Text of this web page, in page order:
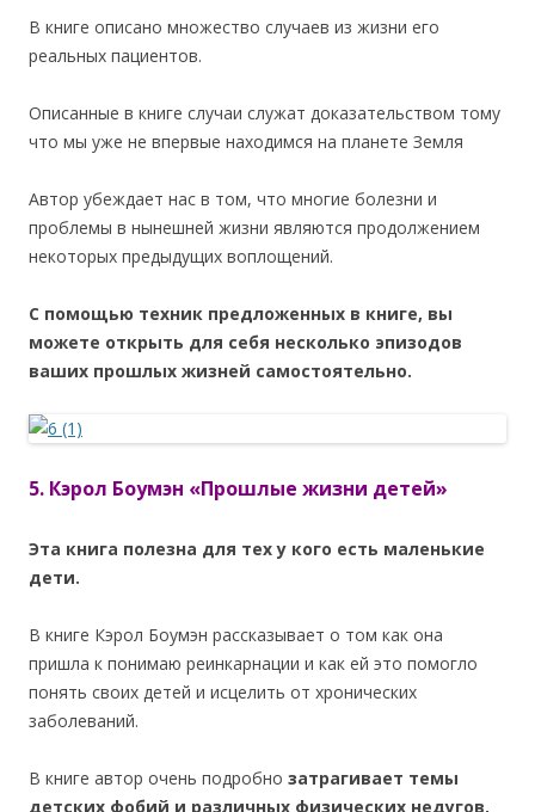
В книге описано множество случаев из жизни его
реальных пациентов.
Описанные в книге случаи служат доказательством тому
что мы уже не впервые находимся на планете Земля
Автор убеждает нас в том, что многие болезни и
проблемы в нынешней жизни являются продолжением
некоторых предыдущих воплощений.
С помощью техник предложенных в книге, вы
можете открыть для себя несколько эпизодов
ваших прошлых жизней самостоятельно.
5. Кэрол Боумэн «Прошлые жизни детей»
Эта книга полезна для тех у кого есть маленькие
дети.
В книге Кэрол Боумэн рассказывает о том как она
пришла к понимаю реинкарнации и как ей это помогло
понять своих детей и исцелить от хронических
заболеваний.
В книге автор очень подробно затрагивает темы
детских фобий и различных физических недугов,